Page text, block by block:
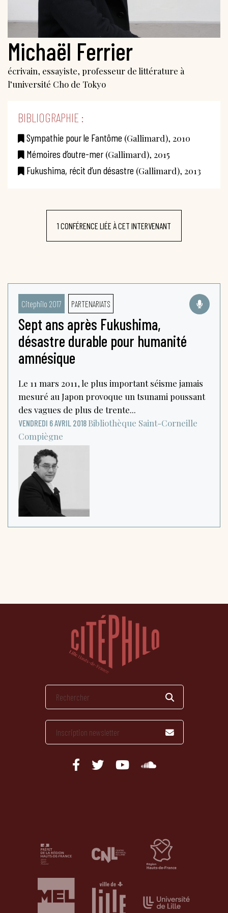
Michaël Ferrier
écrivain, essayiste, professeur de littérature à
l’université Cho de Tokyo
BIBLIOGRAPHIE :
Sympathie pour le Fantôme (Gallimard), 2010
Mémoires d’outre-mer (Gallimard), 2015
Fukushima, récit d’un désastre (Gallimard), 2013
1 CONFÉRENCE LIÉE À CET INTERVENANT
Citephilo 2017 PARTENARIATS
Sept ans après Fukushima,
désastre durable pour humanité
amnésique
Le 11 mars 2011, le plus important séisme jamais
mesuré au Japon provoque un tsunami poussant
des vagues de plus de trente...
VENDREDI 6 AVRIL 2018 Bibliothèque Saint-Corneille
Compiègne